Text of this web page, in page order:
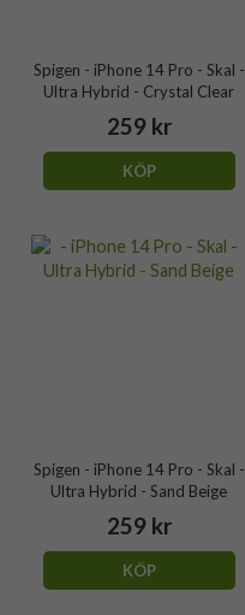
Spigen - iPhone 14 Pro - Skal -
Ultra Hybrid - Crystal Clear
259 kr
KÖP
Spigen - iPhone 14 Pro - Skal -
Ultra Hybrid - Sand Beige
259 kr
KÖP